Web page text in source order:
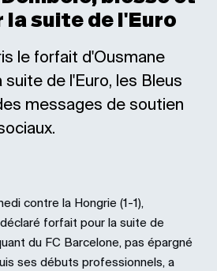
suite de l'Euro
le forfait d'Ousmane
de l'Euro, les Bleus
messages de soutien
contre la Hongrie (1-1),
forfait pour la suite de
du FC Barcelone, pas épargné
ses débuts professionnels, a